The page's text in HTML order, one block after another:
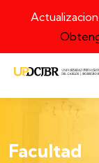
Facultad